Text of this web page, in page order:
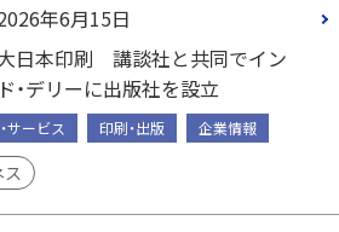
年6月15日
日本印刷 講談社と共同でイン
ド・デリーに出版社を設立
サービス 印刷・出版 企業情報